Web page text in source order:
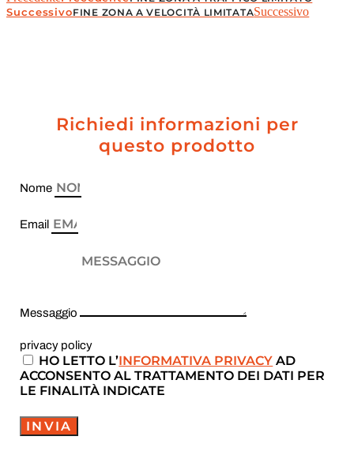
SuccessivoFINE ZONA A VELOCITÀ LIMITATASuccessivo
Richiedi informazioni per
questo prodotto
Nome
Email
Messaggio
privacy policy
HO LETTO L’INFORMATIVA PRIVACY AD
ACCONSENTO AL TRATTAMENTO DEI DATI PER
LE FINALITÀ INDICATE
INVIA